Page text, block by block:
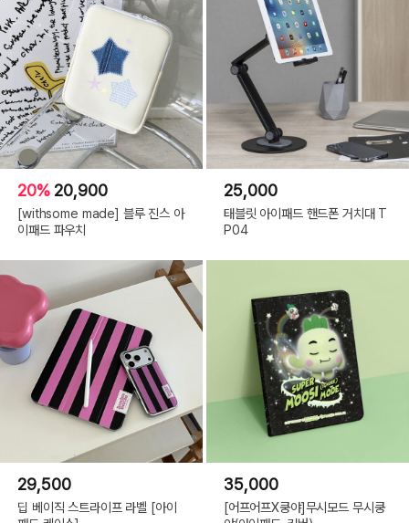
20% 20,900
[withsome made] 블루 진스 아
이패드 파우치
25,000
태블릿 아이패드 핸드폰 거치대 T
P04
29,500
딥 베이직 스트라이프 라벨 [아이
35,000
[어프어프X쿵야]무시모드 무시쿵